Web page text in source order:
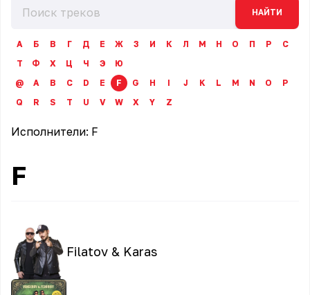
НАЙТИ
А Б В Г Д Е Ж З И К Л М Н О П Р
С
Т
Ф Х Ц Ч Э
Ю
@
A B C D E F G H I J K L M N O
P
Q
R S T U V W X Y Z
Исполнители: F
F
Filatov & Karas